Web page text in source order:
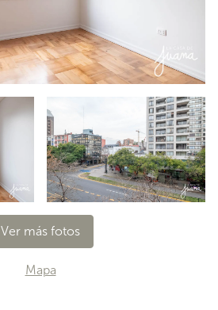
Ver más fotos
Mapa